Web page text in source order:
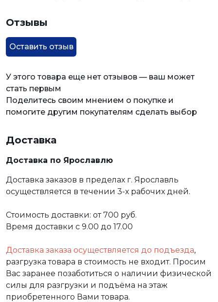
Отзывы
Оставить отзыв
У этого товара еще нет отзывов — ваш может
стать первым
Поделитесь своим мнением о покупке и
помогите другим покупателям сделать выбор
Доставка
Доставка по Ярославлю
Доставка заказов в пределах г. Ярославль
осуществляется в течении 3-х рабочих дней.
Стоимость доставки: от 700 руб.
Время доставки с 9.00 до 17.00
Доставка заказа осуществляется до подъезда,
разгрузка товара в стоимость не входит. Просим
Вас заранее позаботиться о наличии физической
силы для разгрузки и подъёма на этаж
приобретенного Вами товара.